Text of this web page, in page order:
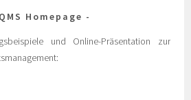
Homepage
und Online-Präsentation zur